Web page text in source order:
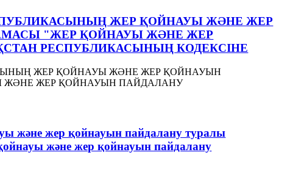
ЖЕР ҚОЙНАУЫ ЖӘНЕ ЖЕР
"ЖЕР ҚОЙНАУЫ ЖӘНЕ ЖЕР
РЕСПУБЛИКАСЫНЫҢ КОДЕКСІНЕ
ЖЕР ҚОЙНАУЫ ЖӘНЕ ЖЕР ҚОЙНАУЫН
ЖӘНЕ ЖЕР ҚОЙНАУЫН ПАЙДАЛАНУ
және жер қойнауын пайдалану туралы
және жер қойнауын пайдалану